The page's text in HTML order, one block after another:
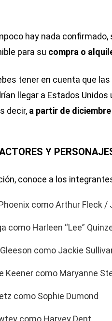
hay nada confirmado,
para su compra o
tener en cuenta que
llegar a Estados
decir, a partir de
Y
conoce a los
como Arthur Fleck /
como Harleen “Lee”
como Jackie
Keener como Maryanne
como Sophie Dumond
como Harvey Dent